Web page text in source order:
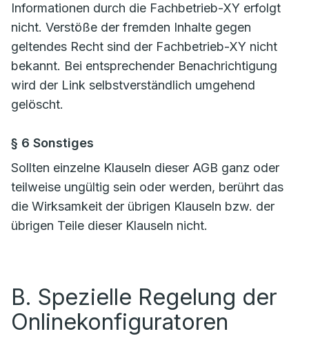
Informationen durch die Fachbetrieb-XY erfolgt
nicht. Verstöße der fremden Inhalte gegen
geltendes Recht sind der Fachbetrieb-XY nicht
bekannt. Bei entsprechender Benachrichtigung
wird der Link selbstverständlich umgehend
gelöscht.
§ 6 Sonstiges
Sollten einzelne Klauseln dieser AGB ganz oder
teilweise ungültig sein oder werden, berührt das
die Wirksamkeit der übrigen Klauseln bzw. der
übrigen Teile dieser Klauseln nicht.
B. Spezielle Regelung der
Onlinekonfiguratoren